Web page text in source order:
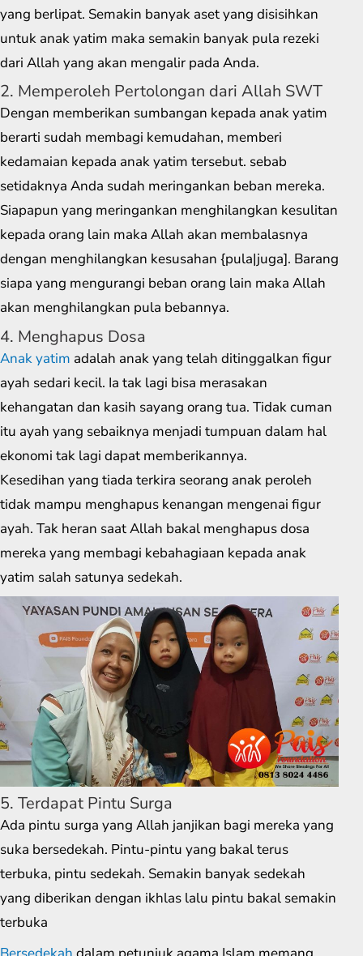
yang berlipat. Semakin banyak aset yang disisihkan
untuk anak yatim maka semakin banyak pula rezeki
dari Allah yang akan mengalir pada Anda.
2. Memperoleh Pertolongan dari Allah SWT
Dengan memberikan sumbangan kepada anak yatim
berarti sudah membagi kemudahan, memberi
kedamaian kepada anak yatim tersebut. sebab
setidaknya Anda sudah meringankan beban mereka.
Siapapun yang meringankan menghilangkan kesulitan
kepada orang lain maka Allah akan membalasnya
dengan menghilangkan kesusahan {pula|juga]. Barang
siapa yang mengurangi beban orang lain maka Allah
akan menghilangkan pula bebannya.
4. Menghapus Dosa
Anak yatim adalah anak yang telah ditinggalkan figur
ayah sedari kecil. Ia tak lagi bisa merasakan
kehangatan dan kasih sayang orang tua. Tidak cuman
itu ayah yang sebaiknya menjadi tumpuan dalam hal
ekonomi tak lagi dapat memberikannya.
Kesedihan yang tiada terkira seorang anak peroleh
tidak mampu menghapus kenangan mengenai figur
ayah. Tak heran saat Allah bakal menghapus dosa
mereka yang membagi kebahagiaan kepada anak
yatim salah satunya sedekah.
5. Terdapat Pintu Surga
Ada pintu surga yang Allah janjikan bagi mereka yang
suka bersedekah. Pintu-pintu yang bakal terus
terbuka, pintu sedekah. Semakin banyak sedekah
yang diberikan dengan ikhlas lalu pintu bakal semakin
terbuka